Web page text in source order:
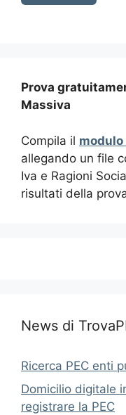
Prova
Massiva
Compila il
allegando un file
Iva e Ragioni
risultati della
News di
Ricerca PEC enti
Domicilio digitale
registrare la PEC